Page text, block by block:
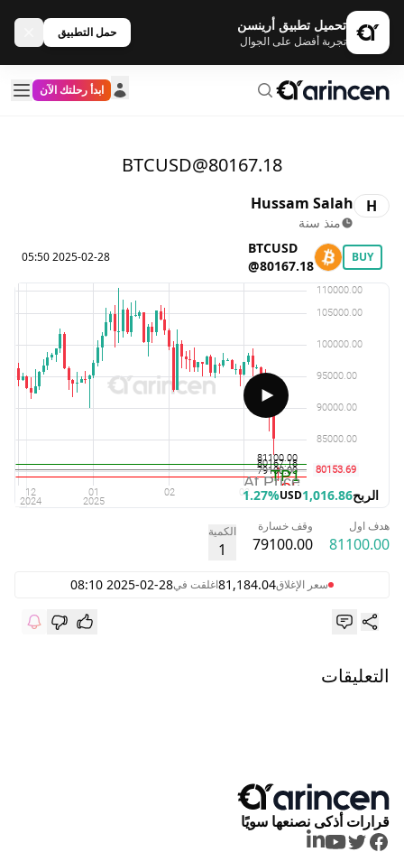
تحميل تطبيق أرينسن
تجربة أفضل على الجوال
حمل التطبيق
ابدأ رحلتك الآن
BTCUSD@80167.18
H
Hussam Salah
منذ سنة
BUY
BTCUSD
@80167.18
2025-02-28 05:50
الربح1,016.86
USD
1.27%
هدف اول
81100.00
وقف خسارة
79100.00
الكمية
1
سعر الإغلاق81,184.04اغلقت في2025-02-28 08:10
التعليقات
قرارات أذكى نصنعها سويًا
Facebook
Twitter
Youtube
LinkedIn